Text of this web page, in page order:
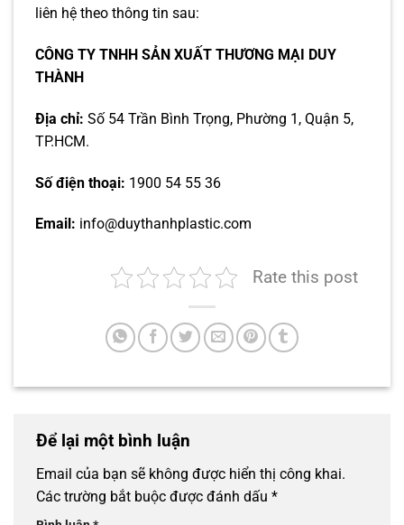
liên hệ theo thông tin sau:
CÔNG TY TNHH SẢN XUẤT THƯƠNG MẠI DUY
THÀNH
Địa chỉ: Số 54 Trần Bình Trọng, Phường 1, Quận 5,
TP.HCM.
Số điện thoại: 1900 54 55 36
Email: info@duythanhplastic.com
Rate this post
Để lại một bình luận
Email của bạn sẽ không được hiển thị công khai.
Các trường bắt buộc được đánh dấu *